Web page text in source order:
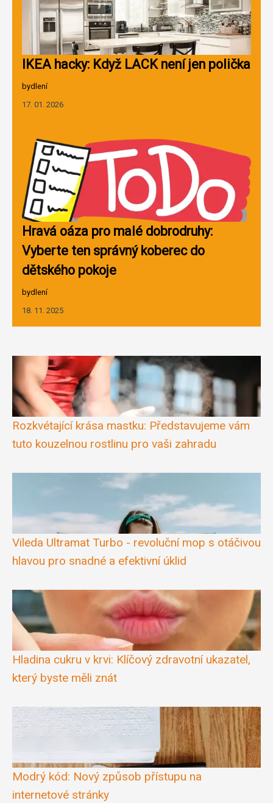
IKEA hacky: Když LACK není jen polička
bydlení
17. 01. 2026
Hravá oáza pro malé dobrodruhy:
Vyberte ten správný koberec do
dětského pokoje
bydlení
18. 11. 2025
Rozkvétající krása mastku: Představujeme vám
tuto kouzelnou rostlinu pro vaši zahradu
Vileda Ultramat Turbo - revoluční mop s otáčivou
hlavou pro snadné a efektivní úklid
Hladina cukru v krvi: Klíčový zdravotní ukazatel,
který byste měli znát
Modrý kód: Nový způsob přístupu na
internetové stránky